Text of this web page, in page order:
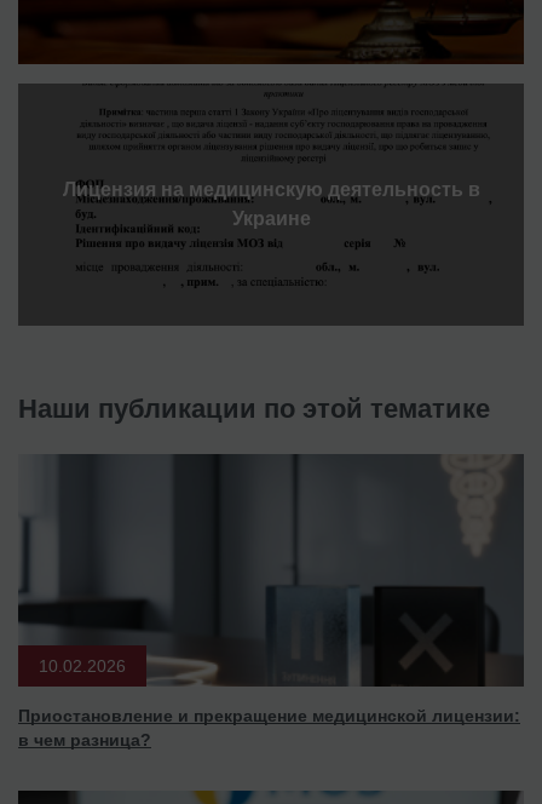
Лицензия на медицинскую деятельность в
Украине
Наши публикации по этой тематике
10.02.2026
Приостановление и прекращение медицинской лицензии:
в чем разница?